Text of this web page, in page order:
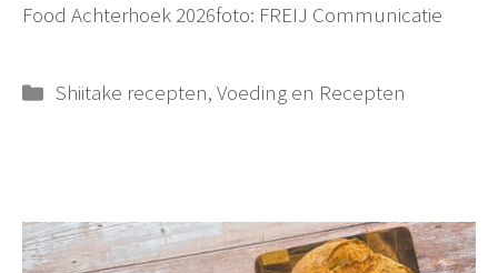
Food Achterhoek 2026foto: FREIJ Communicatie
Categorieën
Shiitake recepten,Voeding en Recepten